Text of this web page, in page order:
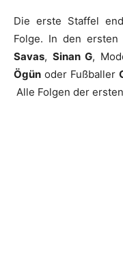
Die erste Staffel
Folge. In den ersten
Savas, Sinan G,
Ögün oder Fußballer
Alle Folgen der